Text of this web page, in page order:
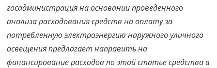
госадминистрация на основании проведенного
анализа расходования средств на оплату за
потребленную электроэнергию наружного уличного
освещения предлагает направить на
финансирование расходов по этой статье средства в